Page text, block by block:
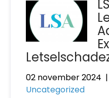
02 november 2024 |
Uncategorized